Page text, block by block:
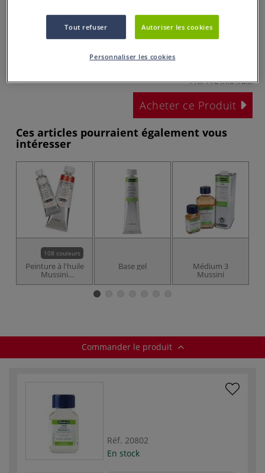
des peintures à l'huile par lente évaporation et permet ainsi
de les travailler plus longtemps.
Plus
Prix TTCInfo frais.
Acheter ce Produit
Ces articles pourraient également vous
intéresser
108 couleurs
Peinture à l'huile
Mussini
Schmincke
Base gel Médium 3
Mussini
Commander le produit
Réf. 20802
En stock
Tout refuser Autoriser les cookies
Personnaliser les cookies